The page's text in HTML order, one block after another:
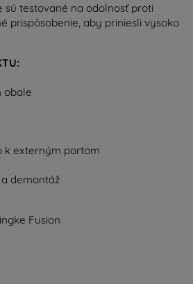
sú testované na odolnosť proti
prispôsobenie, aby priniesli vysoko
obale
k externým portom
demontáž
Fusion